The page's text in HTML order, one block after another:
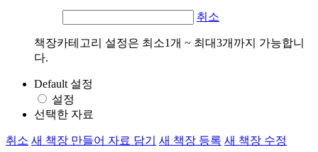
취소
책장카테고리 설정은 최소1개 ~ 최대3개까지 가능합니
다.
Default 설정
설정
선택한 자료
취소 새 책장 만들어 자료 담기 새 책장 등록 새 책장 수정